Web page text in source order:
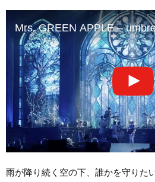
Mrs. GREEN APPLE –
雨が降り続く空の下、誰かを守りた